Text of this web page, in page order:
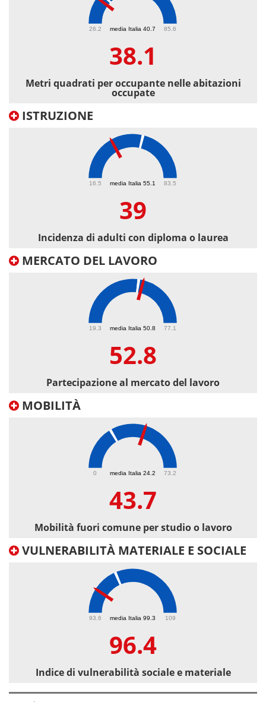
media Italia 40.7
26.2 85.6
38.1
Metri quadrati per occupante nelle abitazioni
occupate
ISTRUZIONE
media Italia 55.1
16.5 83.5
39
Incidenza di adulti con diploma o laurea
MERCATO DEL LAVORO
media Italia 50.8
19.3 77.1
52.8
Partecipazione al mercato del lavoro
MOBILITÀ
media Italia 24.2
0 73.2
43.7
Mobilità fuori comune per studio o lavoro
VULNERABILITÀ MATERIALE E SOCIALE
media Italia 99.3
93.6 109
96.4
Indice di vulnerabilità sociale e materiale